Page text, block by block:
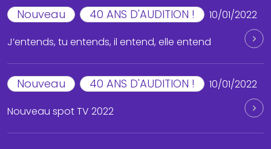
Nouveau 40 ANS D'AUDITION !
10/01/2022
J’entends, tu entends, il entend, elle entend
Nouveau 40 ANS D'AUDITION !
10/01/2022
Nouveau spot TV 2022